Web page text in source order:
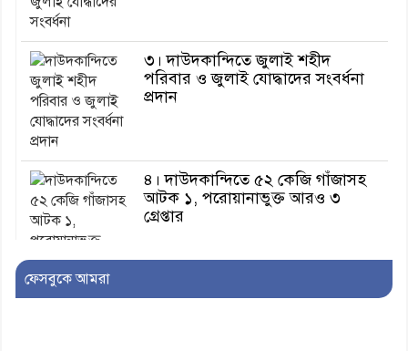
৩। দাউদকান্দিতে জুলাই শহীদ
পরিবার ও জুলাই যোদ্ধাদের সংবর্ধনা
প্রদান
৪। দাউদকান্দিতে ৫২ কেজি গাঁজাসহ
আটক ১, পরোয়ানাভুক্ত আরও ৩
গ্রেপ্তার
৫। মেঘনা উপজেলা বিএনপির নতুন
ফেসবুকে আমরা